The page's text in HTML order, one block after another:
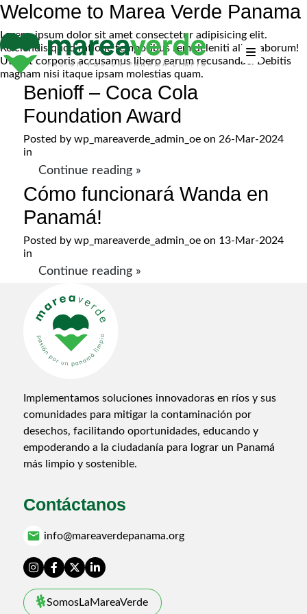
Welcome to Marea Verde Panama
Lorem, ipsum dolor sit amet consectetur adipisicing elit.
Reiciendis quod ratione temporibus rem deleniti alias laborum!
Ut sint corporis accusamus libero earum recusandae. Debitis
magnam nisi itaque ipsam molestias quam.
Benioff – Coca Cola
Foundation Award
Posted by wp_mareaverde_admin_oeon 26-Mar-2024
in
Continue reading »
Cómo funcionará Wanda en
Panamá!
Posted by wp_mareaverde_admin_oeon 13-Mar-2024
in
Continue reading »
Implementamos soluciones innovadoras en ríos y sus
comunidades para mitigar la contaminación por
desechos, facilitando oportunidades, educando y
empoderando a la ciudadanía para lograr un Panamá
más limpio y sostenible.
Contáctanos
email info@mareaverdepanama.org
SomosLaMareaVerde